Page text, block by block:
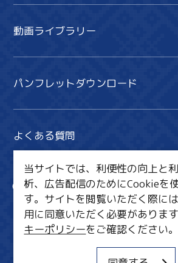
動画ライブラリー
パンフレットダウンロード
よくある質問
サイト内検索
共
行きたいリスト
MICE・教育・観光事業者の皆様へ
当サイトでは、利便性の向上と
析、広告配信のためにCookieを
す。サイトを閲覧いただく際に
用に同意いただく必要がありま
キーポリシーをご確認ください。